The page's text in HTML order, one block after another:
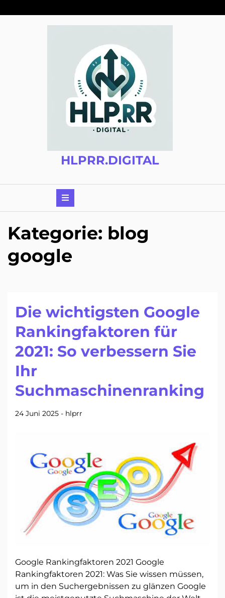
Inhalt
HLPRR.DIGITAL
Kategorie: blog
google
Die wichtigsten Google
Rankingfaktoren für
2021: So verbessern Sie
Ihr
Suchmaschinenranking
24 Juni 2025 - hlprr
Google Rankingfaktoren 2021 Google
Rankingfaktoren 2021: Was Sie wissen müssen,
um in den Suchergebnissen zu glänzen Google